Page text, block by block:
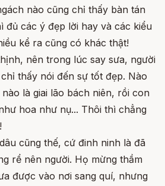
nào cũng chỉ thấy bàn tán
đủ các ý đẹp lời hay và các kiểu
kể ra cũng có khác thật!
nên trong lúc say sưa, người
thấy nói đến sự tốt đẹp. Nào
là giai lão bách niên, rồi con
hoa như nụ... Thôi thì chẳng
cũng thế, cứ đinh ninh là đã
rể nên người. Họ mừng thầm
được vào nơi sang quí, nhưng